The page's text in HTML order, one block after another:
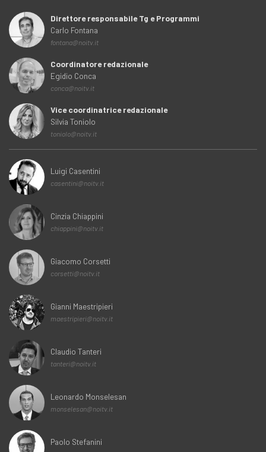
Direttore responsabile Tg e Programmi
Carlo Fontana
fontana@noitv.it
Coordinatore redazionale
Egidio Conca
conca@noitv.it
Vice coordinatrice redazionale
Silvia Toniolo
toniolo@noitv.it
Luigi Casentini
casentini@noitv.it
Cinzia Chiappini
chiappini@noitv.it
Giacomo Corsetti
corsetti@noitv.it
Gianni Maestripieri
maestripieri@noitv.it
Claudio Tanteri
tanteri@noitv.it
Leonardo Monselesan
monselesan@noitv.it
Paolo Stefanini